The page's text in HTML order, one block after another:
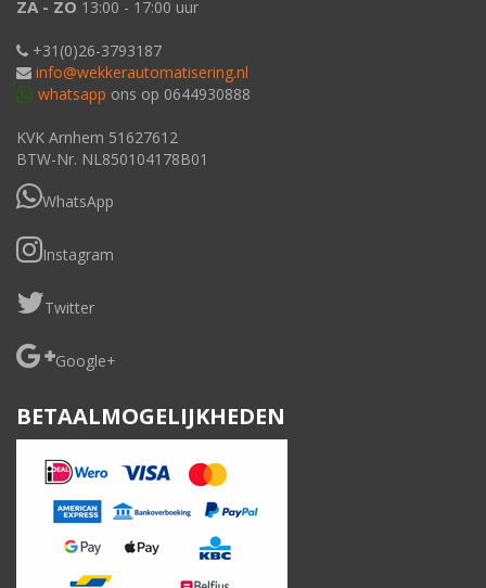
ZA - ZO 13:00 - 17:00 uur
+31(0)26-3793187
info@wekkerautomatisering.nl
whatsapp ons op 0644930888
KVK Arnhem 51627612
BTW-Nr. NL850104178B01
WhatsApp
Instagram
Twitter
Google+
BETAALMOGELIJKHEDEN